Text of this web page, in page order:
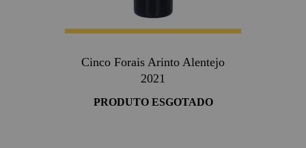
Cinco Forais Arinto Alentejo
2021
PRODUTO ESGOTADO